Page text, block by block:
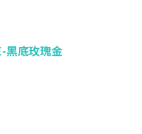
黑底玫瑰金